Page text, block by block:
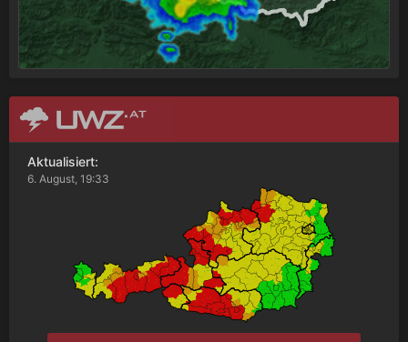
Aktualisiert:
6. August, 19:33